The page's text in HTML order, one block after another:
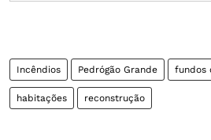
Incêndios Pedrógão Grande fundos
habitações reconstrução